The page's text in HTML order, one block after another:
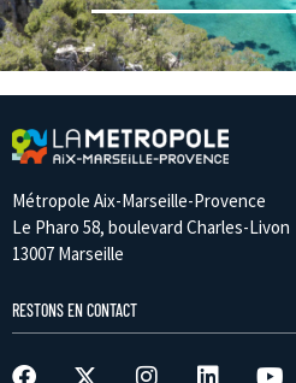
Métropole Aix-Marseille-Provence
Le Pharo 58, boulevard Charles-Livon
13007 Marseille
RESTONS EN CONTACT